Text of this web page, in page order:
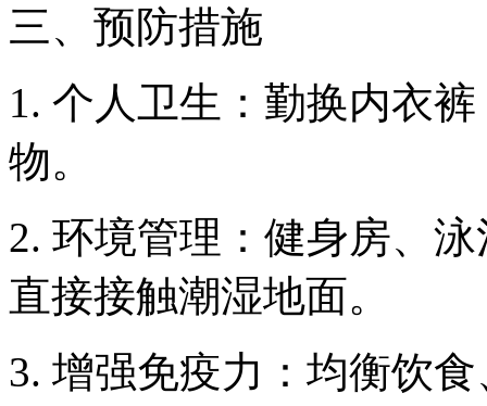
三、预防措施
1. 个人卫生：勤换内衣
物。
2. 环境管理：健身房、
直接接触潮湿地面。
3. 增强免疫力：均衡饮